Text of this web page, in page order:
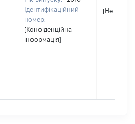
Ідентифікаційний
номер:
[Конфіденційна
інформація]
[Не